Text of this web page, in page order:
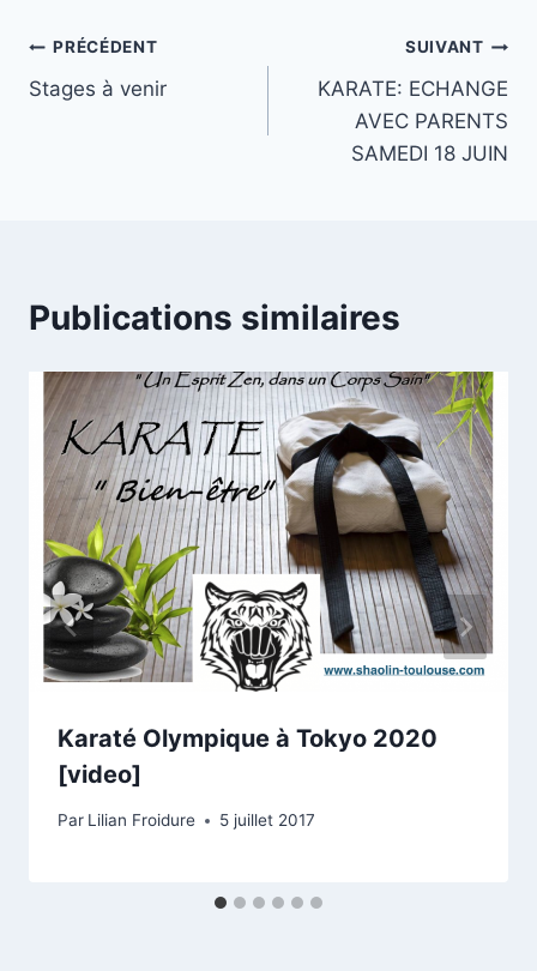
Navigation
de
PRÉCÉDENT
Stages à venir
SUIVANT
KARATE: ECHANGE
AVEC PARENTS
SAMEDI 18 JUIN
Publications similaires
Karaté Olympique à Tokyo 2020
[video]
Par Lilian Froidure 5 juillet 2017